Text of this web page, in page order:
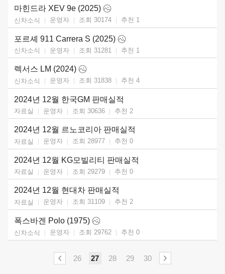
마힌드라 XEV 9e (2025)
신차소식 운영자 조회 30174 추천 1
포르셰 911 Carrera S (2025)
신차소식 운영자 조회 31281 추천 1
렉서스 LM (2024)
신차소식 운영자 조회 31838 추천 4
2024년 12월 한국GM 판매실적
자료실 운영자 조회 30636 추천 2
2024년 12월 르노코리아 판매실적
자료실 운영자 조회 28977 추천 0
2024년 12월 KG모빌리티 판매실적
자료실 운영자 조회 29279 추천 0
2024년 12월 현대차 판매실적
자료실 운영자 조회 31109 추천 2
폭스바겐 Polo (1975)
신차소식 운영자 조회 29762 추천 0
26 27 28 29 30